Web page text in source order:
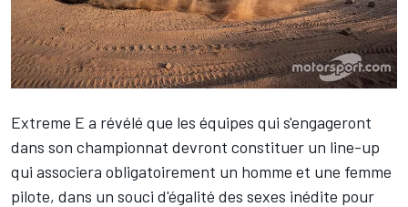
Extreme E a révélé que les équipes qui s'engageront
dans son championnat devront constituer un line-up
qui associera obligatoirement un homme et une femme
pilote, dans un souci d'égalité des sexes inédite pour